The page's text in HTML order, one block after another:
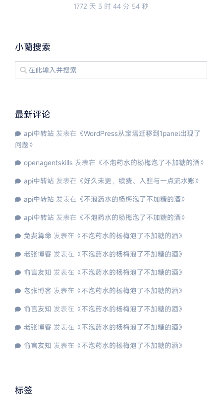
1772 天 3 时 44 分 53 秒
小蘭搜索
最新评论
api中转站 发表在《WordPress从宝塔迁移到1panel出现了
问题》
openagentskills 发表在《不泡药水的杨梅泡了不加糖的酒》
api中转站 发表在《好久未更，续费、入驻与一点流水账》
api中转站 发表在《不泡药水的杨梅泡了不加糖的酒》
api中转站 发表在《不泡药水的杨梅泡了不加糖的酒》
免费算命 发表在《不泡药水的杨梅泡了不加糖的酒》
老张博客 发表在《不泡药水的杨梅泡了不加糖的酒》
俞言友知 发表在《不泡药水的杨梅泡了不加糖的酒》
老张博客 发表在《不泡药水的杨梅泡了不加糖的酒》
俞言友知 发表在《不泡药水的杨梅泡了不加糖的酒》
老张博客 发表在《不泡药水的杨梅泡了不加糖的酒》
俞言友知 发表在《不泡药水的杨梅泡了不加糖的酒》
标签